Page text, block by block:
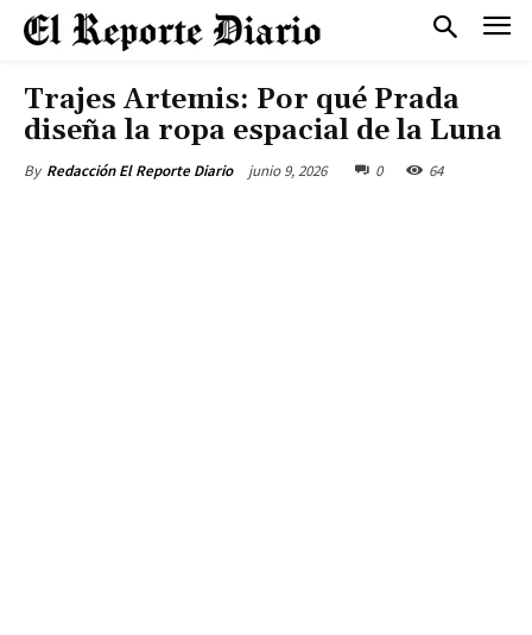
Trajes Artemis: Por qué Prada
diseña la ropa espacial de la Luna
By Redacción El Reporte Diario junio 9, 2026 0 64